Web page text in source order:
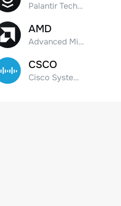
Palantir Technologies Inc. Class A Common Stock
AMD
Advanced Micro Devices
CSCO
Cisco Systems, Inc. Common Stock (DE)